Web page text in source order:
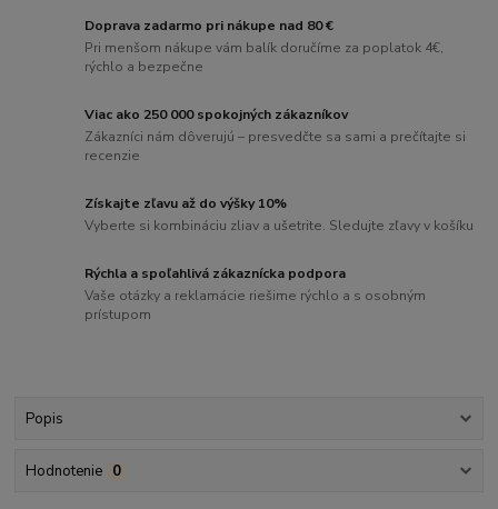
Doprava zadarmo pri nákupe nad 80 €
Pri menšom nákupe vám balík doručíme za poplatok 4€,
rýchlo a bezpečne
Viac ako 250 000 spokojných zákazníkov
Zákazníci nám dôverujú – presvedčte sa sami a prečítajte si
recenzie
Získajte zľavu až do výšky 10%
Vyberte si kombináciu zliav a ušetrite. Sledujte zľavy v košíku
Rýchla a spoľahlivá zákaznícka podpora
Vaše otázky a reklamácie riešime rýchlo a s osobným
prístupom
Popis
Hodnotenie 0